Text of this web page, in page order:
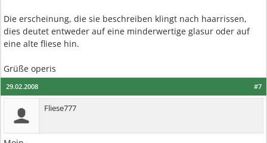
Die erscheinung, die sie beschreiben klingt nach haarrissen,
dies deutet entweder auf eine minderwertige glasur oder auf
eine alte fliese hin.
Grüße operis
#7
29.02.2008
Fliese777